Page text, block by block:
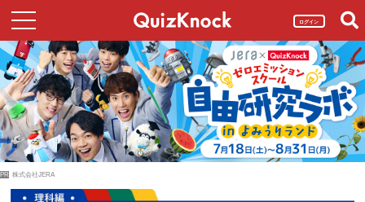
ログイン
PR 株式会社JERA